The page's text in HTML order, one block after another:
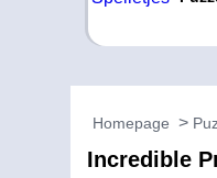
Homepage
Incredible